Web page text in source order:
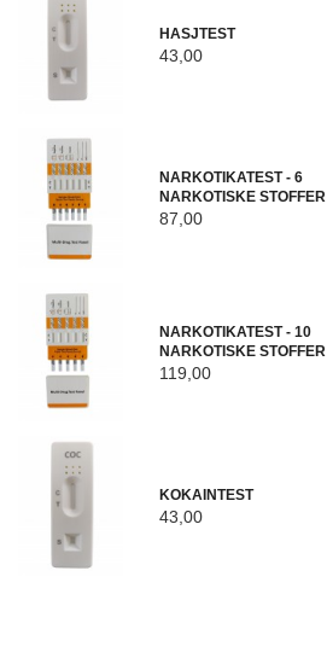
HASJTEST
43,00
NARKOTIKATEST - 6
NARKOTISKE STOFFER
87,00
NARKOTIKATEST - 10
NARKOTISKE STOFFER
119,00
KOKAINTEST
43,00